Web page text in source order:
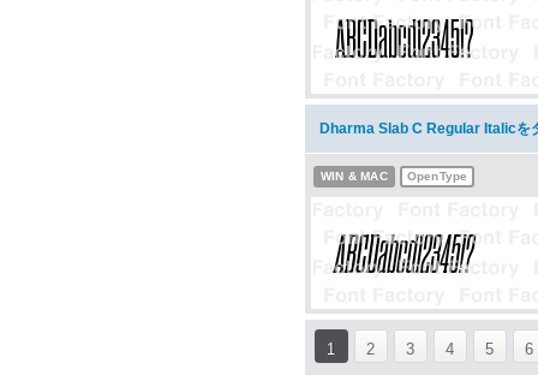
Dharma Slab C Regular Italicを
WIN & MAC OpenType
1 2 3 4 5 6